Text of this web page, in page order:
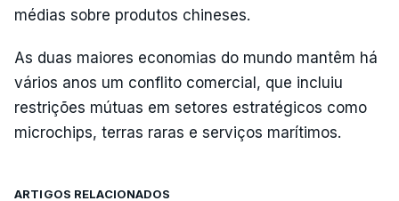
médias sobre produtos chineses.
As duas maiores economias do mundo mantêm há
vários anos um conflito comercial, que incluiu
restrições mútuas em setores estratégicos como
microchips, terras raras e serviços marítimos.
ARTIGOS RELACIONADOS